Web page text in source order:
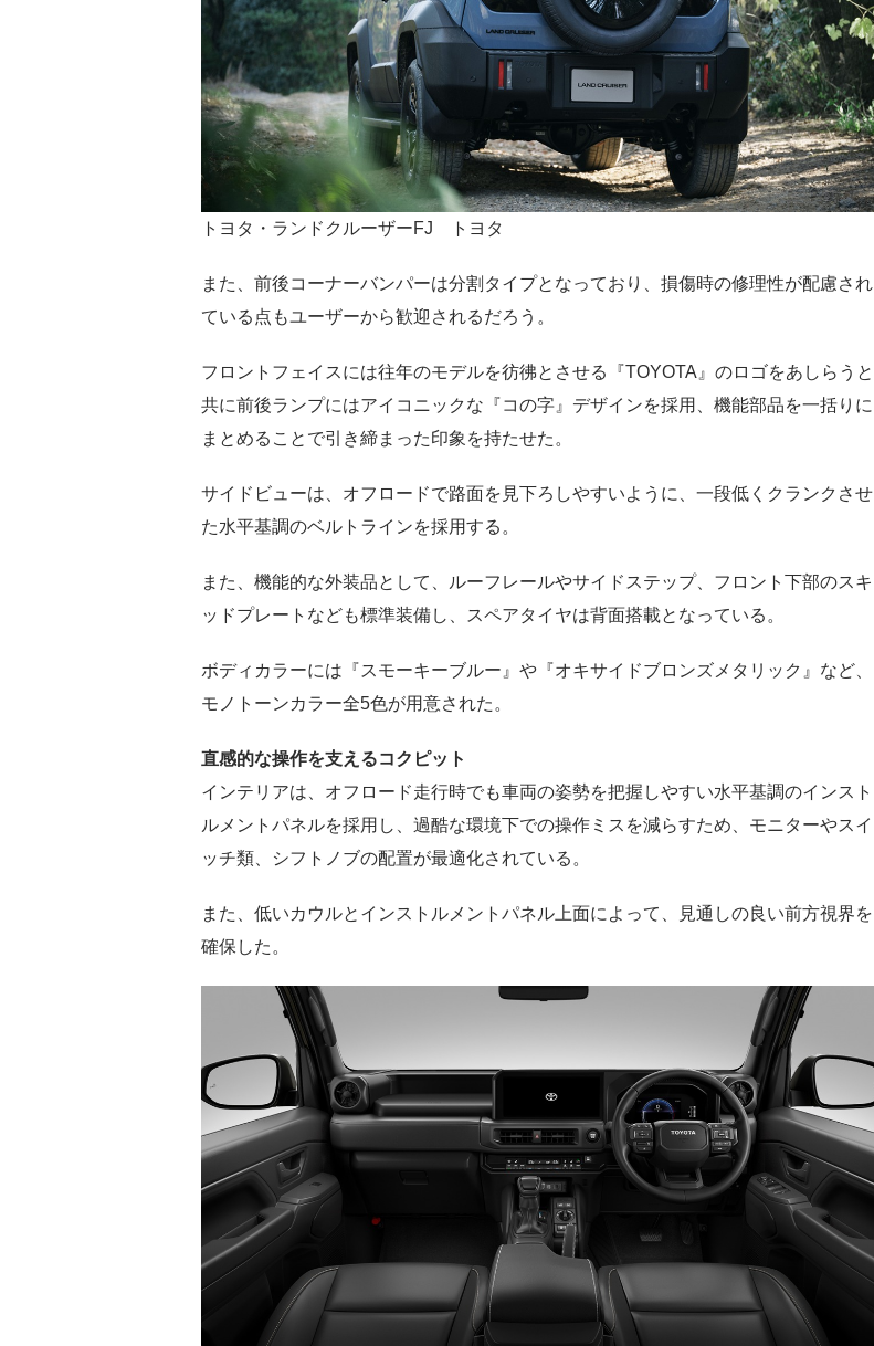
トヨタ・ランドクルーザーFJ トヨタ
また、前後コーナーバンパーは分割タイプとなっており、損傷時の修理性が配慮され
ている点もユーザーから歓迎されるだろう。
フロントフェイスには往年のモデルを彷彿とさせる『TOYOTA』のロゴをあしらうと
共に前後ランプにはアイコニックな『コの字』デザインを採用、機能部品を一括りに
まとめることで引き締まった印象を持たせた。
サイドビューは、オフロードで路面を見下ろしやすいように、一段低くクランクさせ
た水平基調のベルトラインを採用する。
また、機能的な外装品として、ルーフレールやサイドステップ、フロント下部のスキ
ッドプレートなども標準装備し、スペアタイヤは背面搭載となっている。
ボディカラーには『スモーキーブルー』や『オキサイドブロンズメタリック』など、
モノトーンカラー全5色が用意された。
直感的な操作を支えるコクピット
インテリアは、オフロード走行時でも車両の姿勢を把握しやすい水平基調のインスト
ルメントパネルを採用し、過酷な環境下での操作ミスを減らすため、モニターやスイ
ッチ類、シフトノブの配置が最適化されている。
また、低いカウルとインストルメントパネル上面によって、見通しの良い前方視界を
確保した。